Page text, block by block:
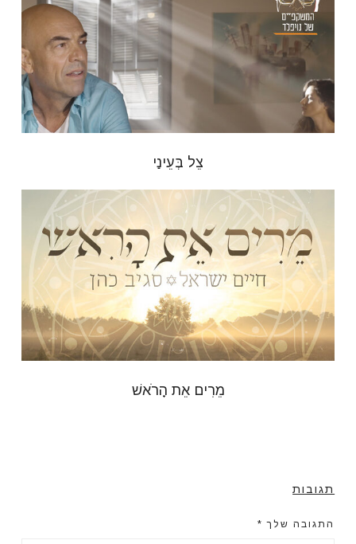
צֵל בְּעֵינַי
מֵרִים אֵת הָרֹאשׁ
תגובות
התגובה שלך *